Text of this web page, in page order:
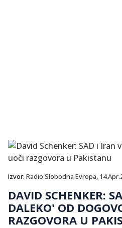
Izvor: Radio Slobodna Evropa,
DAVID SCHENKER:
DALEKO' OD
RAZGOVORA U